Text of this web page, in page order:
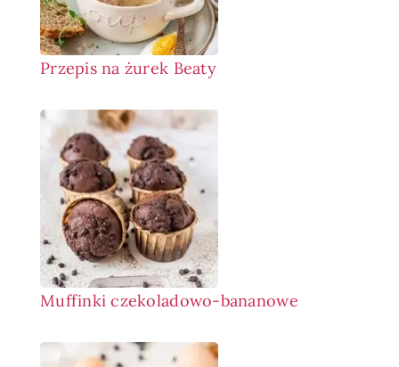
Przepis na żurek Beaty
Muffinki czekoladowo-bananowe